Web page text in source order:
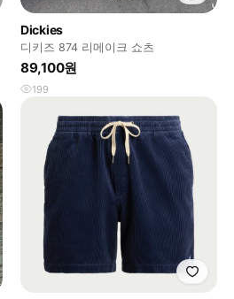
Dickies
디키즈 874 리메이크 쇼츠
89,100원
199